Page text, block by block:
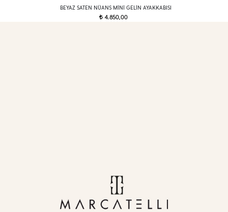
BEYAZ SATEN NÜANS MINI GELIN AYAKKABISI
t 4.850,00